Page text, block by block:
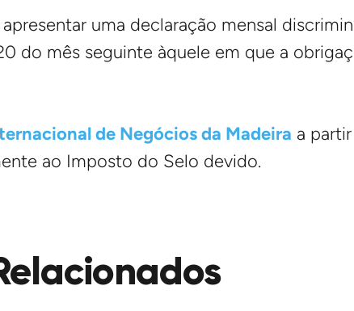
uma declaração mensal
do mês seguinte àquele em que a
de Negócios da Madeira a
ao Imposto do Selo devido.